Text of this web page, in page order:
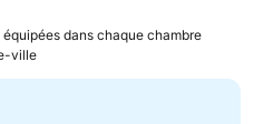
dans chaque chambre
ville